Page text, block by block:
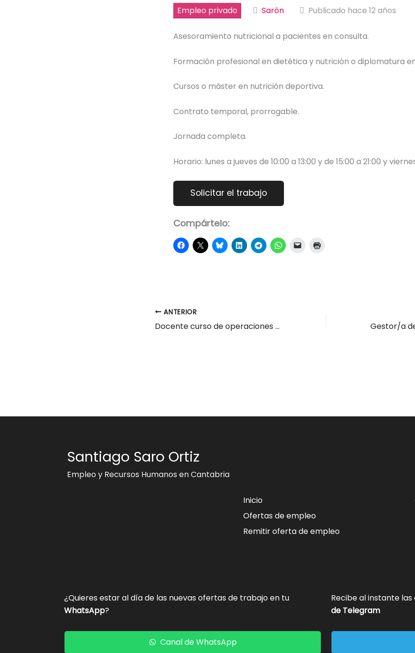
Empleo privado Sarón Publicado hace 12 años
Asesoramiento nutricional a pacientes en consulta.
Formación profesional en dietética y nutrición o diplomatura
Cursos o máster en nutrición deportiva.
Contrato temporal, prorrogable.
Jornada completa.
Horario: lunes a jueves de 10:00 a 13:00 y de 15:00 a 21:00 y
Compártelo:
ANTERIOR
Docente curso de operaciones auxiliares de servicios administrativos y generales Laredo Gestor/a
Santiago Saro Ortiz
Empleo y Recursos Humanos en Cantabria
Inicio
Ofertas de empleo
Remitir oferta de empleo
¿Quieres estar al día de las nuevas ofertas de trabajo en tu
WhatsApp?
Canal de WhatsApp
Recibe al instante
de Telegram